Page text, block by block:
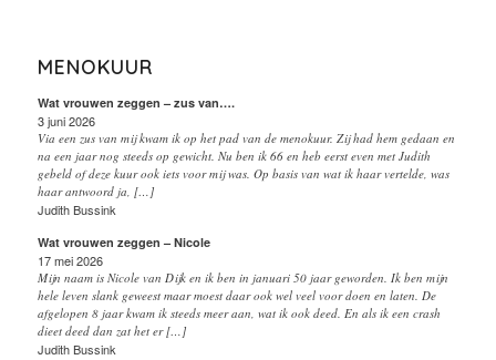
MENOKUUR
Wat vrouwen zeggen – zus van….
3 juni 2026
Via een zus van mij kwam ik op het pad van de menokuur. Zij had hem gedaan en
na een jaar nog steeds op gewicht. Nu ben ik 66 en heb eerst even met Judith
gebeld of deze kuur ook iets voor mij was. Op basis van wat ik haar vertelde, was
haar antwoord ja, […]
Judith Bussink
Wat vrouwen zeggen – Nicole
17 mei 2026
Mijn naam is Nicole van Dijk en ik ben in januari 50 jaar geworden. Ik ben mijn
hele leven slank geweest maar moest daar ook wel veel voor doen en laten. De
afgelopen 8 jaar kwam ik steeds meer aan, wat ik ook deed. En als ik een crash
dieet deed dan zat het er […]
Judith Bussink